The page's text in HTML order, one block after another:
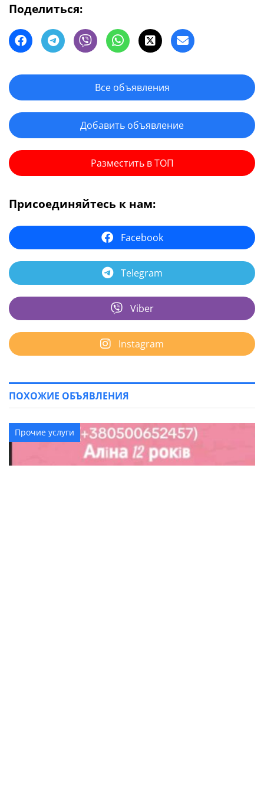
Поделиться:
Все объявления
Добавить объявление
Разместить в ТОП
Присоединяйтесь к нам:
Facebook
Telegram
Viber
Instagram
ПОХОЖИЕ ОБЪЯВЛЕНИЯ
Прочие услуги